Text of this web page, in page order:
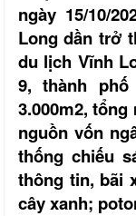
ngày 15/10/
Long dần trở
du lịch Vĩnh
9, thành
3.000m2,
nguồn vốn
thống chiếu
thông tin, bãi
cây xanh;